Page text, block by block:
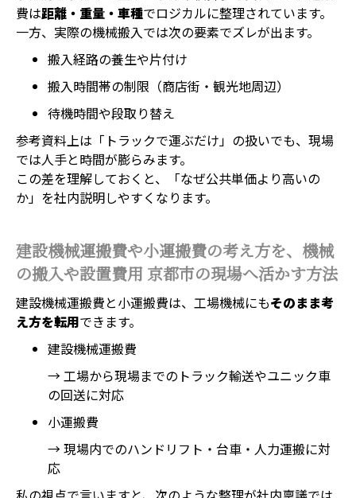
費は距離・重量・車種でロジカルに整理されています。
一方、実際の機械搬入では次の要素でズレが出ます。
搬入経路の養生や片付け
搬入時間帯の制限（商店街・観光地周辺）
待機時間や段取り替え
参考資料上は「トラックで運ぶだけ」の扱いでも、現場
では人手と時間が膨らみます。
この差を理解しておくと、「なぜ公共単価より高いの
か」を社内説明しやすくなります。
建設機械運搬費や小運搬費の考え方を、機械
の搬入や設置費用 京都市の現場へ活かす方法
建設機械運搬費と小運搬費は、工場機械にもそのまま考
え方を転用できます。
建設機械運搬費
→ 工場から現場までのトラック輸送やユニック車
の回送に対応
小運搬費
→ 現場内でのハンドリフト・台車・人力運搬に対
応